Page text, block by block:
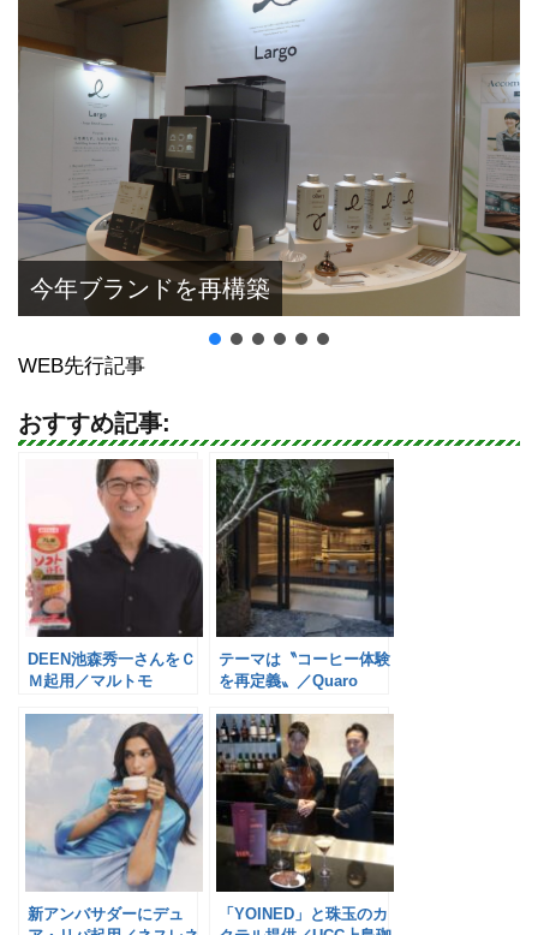
今年ブランドを再構築
WEB先行記事
おすすめ記事:
DEEN池森秀一さんをＣ
Ｍ起用／マルトモ
テーマは〝コーヒー体験
を再定義〟／Quaro
新アンバサダーにデュ
「YOINED」と珠玉のカ